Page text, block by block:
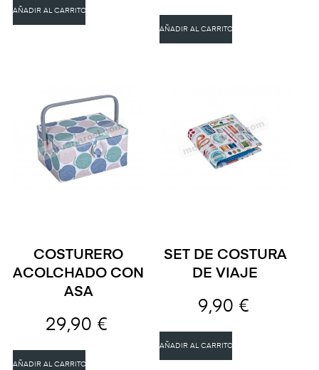
AÑADIR AL CARRITO
AÑADIR AL CARRITO
COSTURERO
ACOLCHADO CON
ASA
29,90 €
AÑADIR AL CARRITO
SET DE COSTURA
DE VIAJE
9,90 €
AÑADIR AL CARRITO